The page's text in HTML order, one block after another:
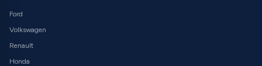
Ford
Volkswagen
Renault
Honda